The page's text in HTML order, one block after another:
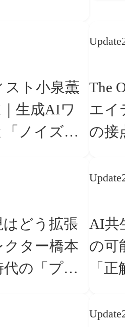
スト小泉薫
生成AIワ
ノイズと
Update
The
エイ
の接
どう拡張
ター橋本
の「プロ
Update
AI共
の可
「
Update